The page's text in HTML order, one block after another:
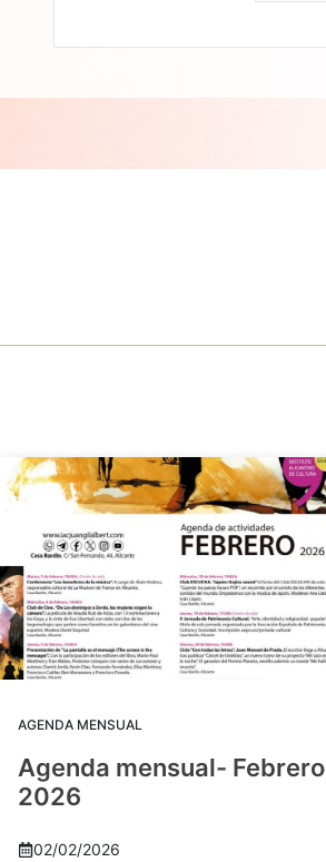
AGENDA MENSUAL
Agenda mensual- Febrero
2026
02/02/2026